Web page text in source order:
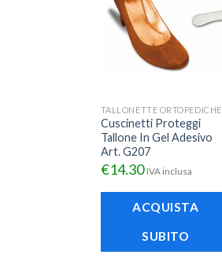
TALLONETTE ORTOPEDICHE
Cuscinetti Proteggi
Tallone In Gel Adesivo
Art. G207
€14.30 IVA inclusa
ACQUISTA
SUBITO